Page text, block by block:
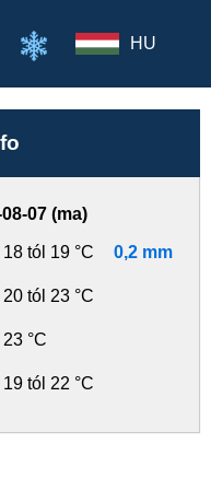
HU
07 (ma)
18 tól 19 °C 0,2 mm
20 tól 23 °C
23 °C
19 tól 22 °C